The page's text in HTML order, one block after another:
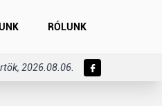
RÓLUNK
2026.08.06.